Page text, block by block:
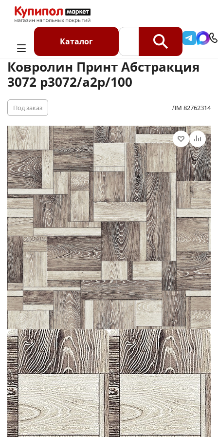
Каталог
Каталог Ковролин Ковролин на отрез
Ковролин Принт Абстракция 3072 p3072/a2p/100
Ковролин Принт Абстракция
3072 p3072/a2p/100
ЛМ 82762314
Под заказ